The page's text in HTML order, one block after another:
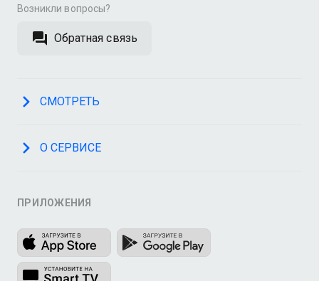
Возникли вопросы?
Обратная связь
СМОТРЕТЬ
О СЕРВИСЕ
ПРИЛОЖЕНИЯ